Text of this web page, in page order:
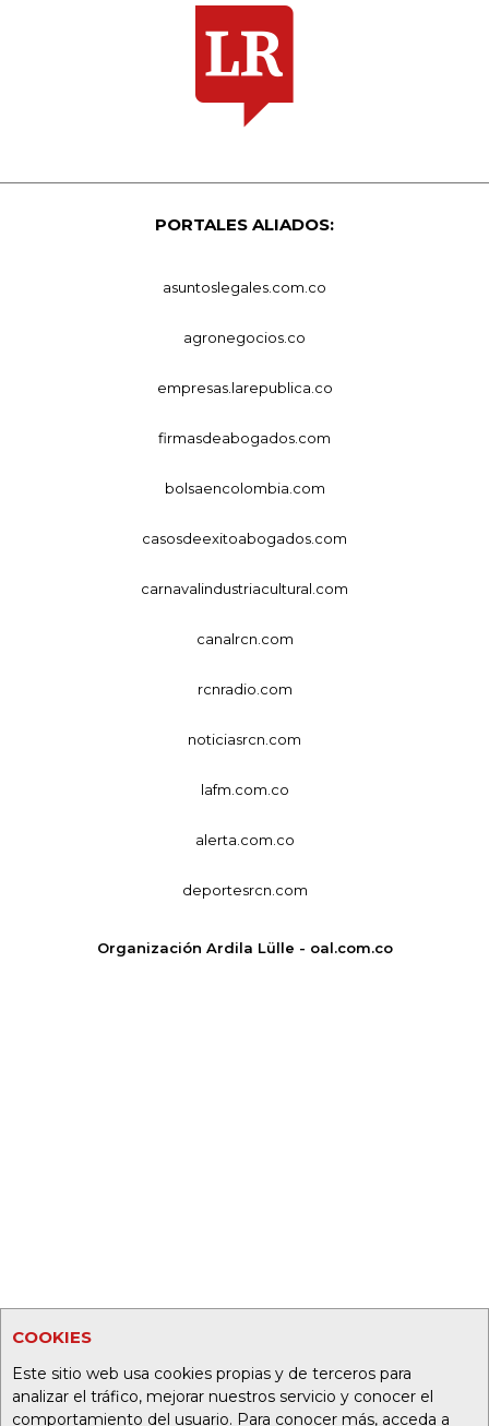
COOKIES
Este sitio web usa cookies propias y de terceros para
analizar el tráfico, mejorar nuestros servicio y conocer el
comportamiento del usuario. Para conocer más, acceda a
PORTALES ALIADOS:
asuntoslegales.com.co
agronegocios.co
empresas.larepublica.co
firmasdeabogados.com
bolsaencolombia.com
casosdeexitoabogados.com
carnavalindustriacultural.com
canalrcn.com
rcnradio.com
noticiasrcn.com
lafm.com.co
alerta.com.co
deportesrcn.com
Organización Ardila Lülle - oal.com.co